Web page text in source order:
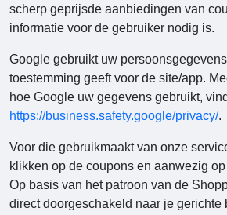
scherp geprijsde aanbiedingen van
informatie voor de gebruiker nodig is.
Google gebruikt uw
toestemming geeft voor de site/app.
hoe Google uw gegevens gebruikt,
https://business.safety.google/privacy/.
Voor die gebruikmaakt van onze
klikken op de coupons en aanwezig
Op basis van het patroon van de
direct doorgeschakeld naar je gerichte